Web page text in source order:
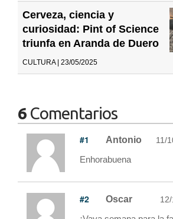
Cerveza, ciencia y
curiosidad: Pint of Science
triunfa en Aranda de Duero
CULTURA | 23/05/2025
6 Comentarios
#1 Antonio 11/
Enhorabuena
#2 Oscar